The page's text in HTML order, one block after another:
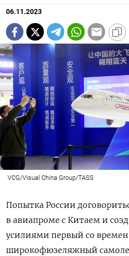
06.11.2023
VCG/Visual China Group/TASS
Попытка России
в авиапроме с Китаем и
усилиями первый со времен
широкофюзеляжный